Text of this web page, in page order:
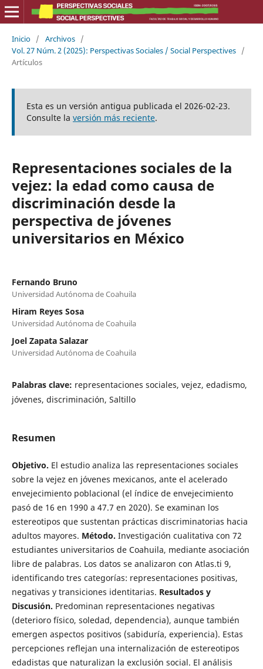
Inicio / Archivos /
Vol. 27 Núm. 2 (2025): Perspectivas Sociales / Social Perspectives /
Artículos
Esta es un versión antigua publicada el 2026-02-23.
Consulte la versión más reciente.
Representaciones sociales de la
vejez: la edad como causa de
discriminación desde la
perspectiva de jóvenes
universitarios en México
Fernando Bruno
Universidad Autónoma de Coahuila
Hiram Reyes Sosa
Universidad Autónoma de Coahuila
Joel Zapata Salazar
Universidad Autónoma de Coahuila
Palabras clave: representaciones sociales, vejez, edadismo,
jóvenes, discriminación, Saltillo
Resumen
Objetivo. El estudio analiza las representaciones sociales
sobre la vejez en jóvenes mexicanos, ante el acelerado
envejecimiento poblacional (el índice de envejecimiento
pasó de 16 en 1990 a 47.7 en 2020). Se examinan los
estereotipos que sustentan prácticas discriminatorias hacia
adultos mayores. Método. Investigación cualitativa con 72
estudiantes universitarios de Coahuila, mediante asociación
libre de palabras. Los datos se analizaron con Atlas.ti 9,
identificando tres categorías: representaciones positivas,
negativas y transiciones identitarias. Resultados y
Discusión. Predominan representaciones negativas
(deterioro físico, soledad, dependencia), aunque también
emergen aspectos positivos (sabiduría, experiencia). Estas
percepciones reflejan una internalización de estereotipos
edadistas que naturalizan la exclusión social. El análisis